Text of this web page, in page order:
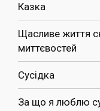
Казка
Щасливе життя
миттєвостей
Сусідка
За що я люблю